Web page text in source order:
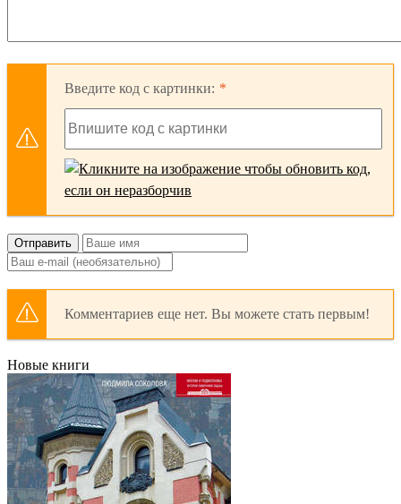
Введите код с картинки:
Отправить
Комментариев еще нет. Вы можете стать первым!
Новые книги